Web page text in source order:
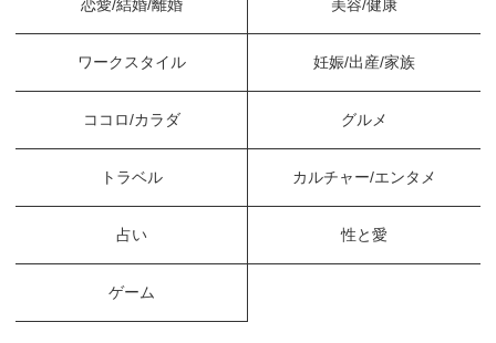
恋愛/結婚/離婚 美容/健康
ワークスタイル 妊娠/出産/家族
ココロ/カラダ グルメ
トラベル カルチャー/エンタメ
占い 性と愛
ゲーム